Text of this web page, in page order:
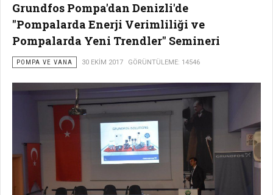
Grundfos Pompa'dan Denizli'de
"Pompalarda Enerji Verimliliği ve
Pompalarda Yeni Trendler" Semineri
POMPA VE VANA 30 EKIM 2017 GÖRÜNTÜLEME: 14546